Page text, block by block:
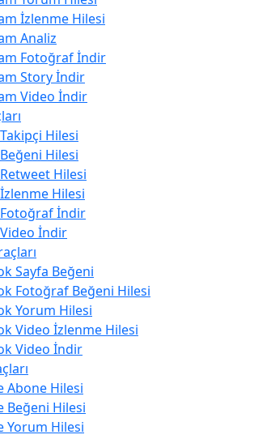
İzlenme Hilesi
Analiz
Fotoğraf İndir
Story İndir
Video İndir
Hilesi
Hilesi
Hilesi
Hilesi
İndir
İndir
Sayfa Beğeni
Fotoğraf Beğeni Hilesi
Yorum Hilesi
Video İzlenme Hilesi
Video İndir
Abone Hilesi
Beğeni Hilesi
Yorum Hilesi